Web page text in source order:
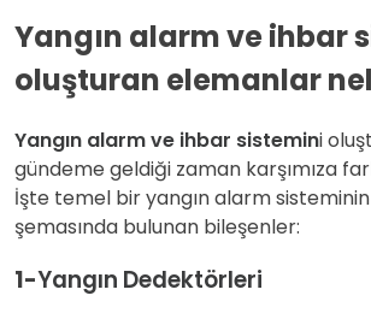
Yangın alarm ve ihbar
oluşturan elemanlar
Yangın alarm ve ihbar sistemini
gündeme geldiği zaman karşımıza
İşte temel bir yangın alarm
şemasında bulunan bileşenler:
1-Yangın Dedektörleri